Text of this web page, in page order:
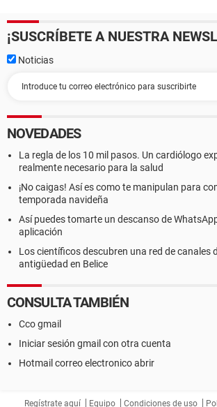
¡SUSCRÍBETE A NUESTRA
Noticias
NOVEDADES
La regla de los 10 mil pasos. Un cardiólogo
realmente necesario para la salud
¡No caigas! Así es como te manipulan para
temporada navideña
Así puedes tomarte un descanso de
aplicación
Los científicos descubren una red de canales
antigüedad en Belice
CONSULTA TAMBIÉN
Cco gmail
Iniciar sesión gmail con otra cuenta
Hotmail correo electronico abrir
Regístrate aquí Equipo Condiciones de uso